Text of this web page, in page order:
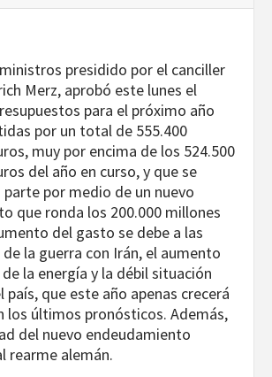
presidido por el canciller
Merz, aprobó este lunes el
para el próximo año
por un total de 555.400
muy por encima de los 524.500
del año en curso, y que se
por medio de un nuevo
que ronda los 200.000 millones
del gasto se debe a las
la guerra con Irán, el aumento
la energía y la débil situación
país, que este año apenas crecerá
los últimos pronósticos. Además,
del nuevo endeudamiento
rearme alemán.